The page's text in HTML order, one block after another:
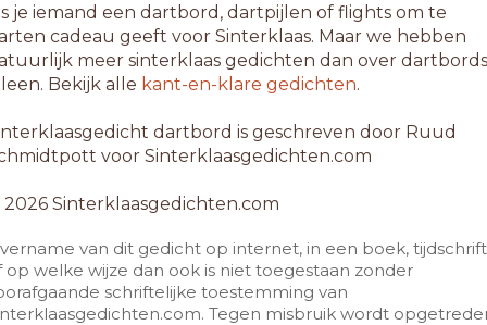
je iemand een dartbord, dartpijlen of flights om te
cadeau geeft voor Sinterklaas. Maar we hebben
meer sinterklaas gedichten dan over dartbords
Bekijk alle kant-en-klare gedichten.
dartbord is geschreven door Ruud
voor Sinterklaasgedichten.com
Sinterklaasgedichten.com
van dit gedicht op internet, in een boek, tijdschrift
op welke wijze dan ook is niet toegestaan zonder
schriftelijke toestemming van
Tegen misbruik wordt